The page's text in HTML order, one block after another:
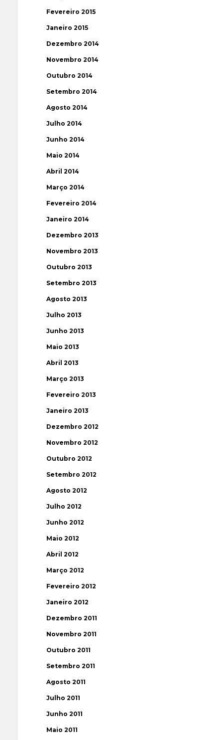
Fevereiro 2015
Janeiro 2015
Dezembro 2014
Novembro 2014
Outubro 2014
Setembro 2014
Agosto 2014
Julho 2014
Junho 2014
Maio 2014
Abril 2014
Março 2014
Fevereiro 2014
Janeiro 2014
Dezembro 2013
Novembro 2013
Outubro 2013
Setembro 2013
Agosto 2013
Julho 2013
Junho 2013
Maio 2013
Abril 2013
Março 2013
Fevereiro 2013
Janeiro 2013
Dezembro 2012
Novembro 2012
Outubro 2012
Setembro 2012
Agosto 2012
Julho 2012
Junho 2012
Maio 2012
Abril 2012
Março 2012
Fevereiro 2012
Janeiro 2012
Dezembro 2011
Novembro 2011
Outubro 2011
Setembro 2011
Agosto 2011
Julho 2011
Junho 2011
Maio 2011